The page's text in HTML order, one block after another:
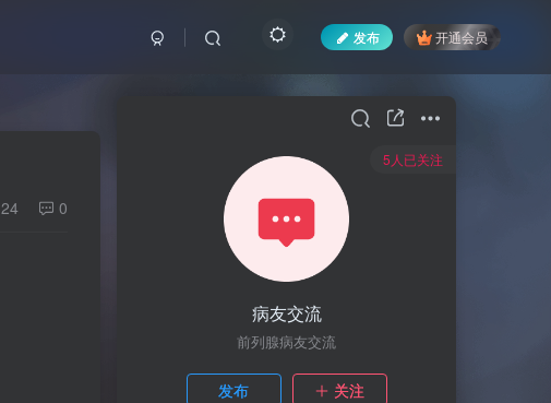
发布 开通会员
24 0
5人已关注
病友交流
前列腺病友交流
发布 关注